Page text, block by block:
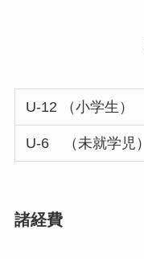
U-12 （小学生）
U-6 （未就学児）
諸経費